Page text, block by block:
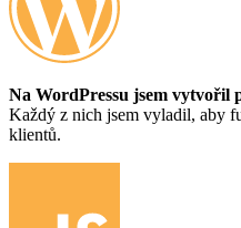
Na WordPressu jsem vytvořil
Každý z nich jsem vyladil, aby
klientů.